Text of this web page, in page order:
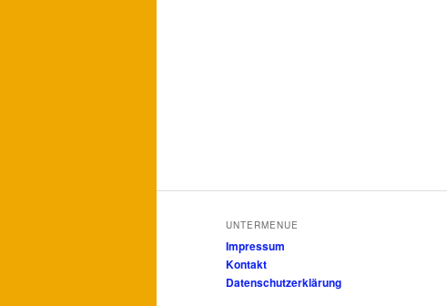
UNTERMENUE
Impressum
Kontakt
Datenschutzerklärung